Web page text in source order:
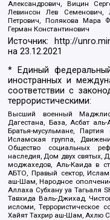
Александрович, Вицин
Левинсон Лев Семенович,
Петрович, Полякова Мара
Герман Константинович
Источник: http://
на23.12.2021
* Единый
иностранных и
соответствии с
террористическими:
Высший военный
Дагестана, База, Асбат
Братья-мусульмане,
Исламская группа,
Общество социальных
наследия, Дом двух
моджахедов, Аль-Каида в
АБТО, Правый сектор,
аш-Шам, Народное
Аллаха Субхану уа Тагьаля
Тавхида Валь-Джихад,
исломи, Террористическое
Хайят Тахрир аш-Шам, Ахлю